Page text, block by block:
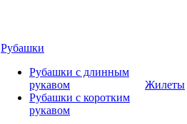
Рубашки
Рубашки с длинным
рукавом
Рубашки с коротким
рукавом
Жилеты